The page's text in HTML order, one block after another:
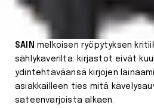
SAIN melkoisen ryöpytyksen
sählykaverilta: kirjastot eivät
ydintehtäväänsä kirjojen
asiakkailleen ties mitä
sateenvarjoista alkaen.